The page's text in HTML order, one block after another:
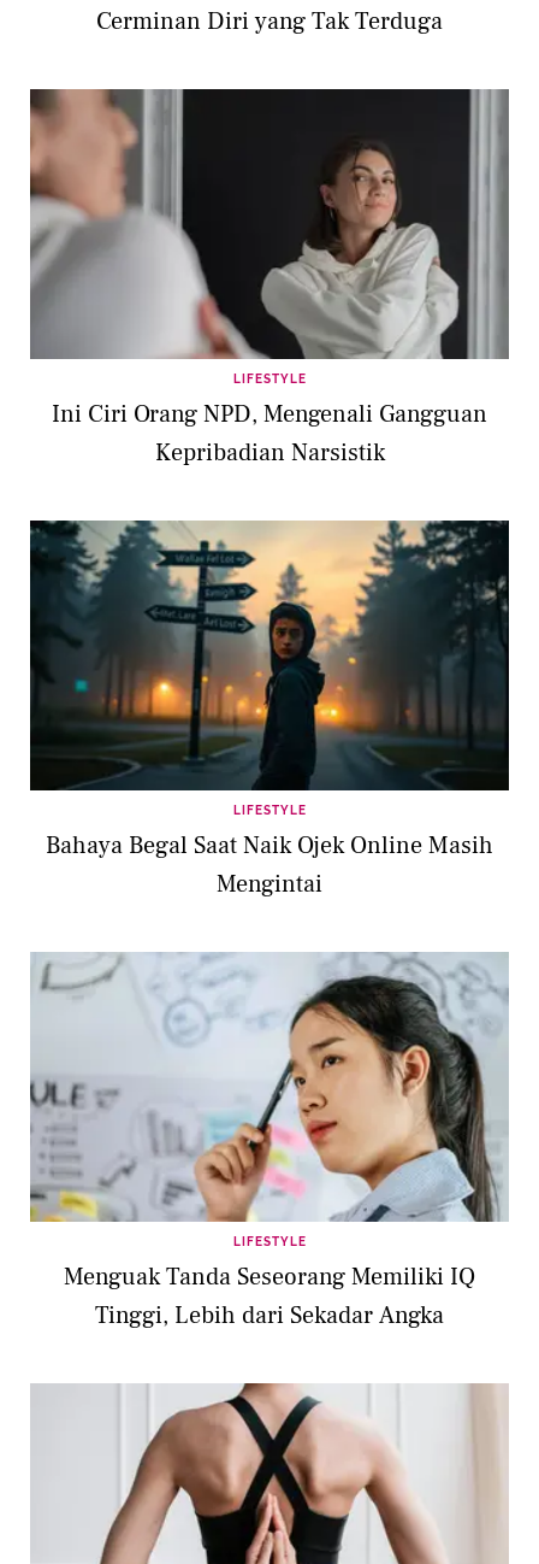
Cerminan Diri yang Tak Terduga
LIFESTYLE
Ini Ciri Orang NPD, Mengenali Gangguan
Kepribadian Narsistik
LIFESTYLE
Bahaya Begal Saat Naik Ojek Online Masih
Mengintai
LIFESTYLE
Menguak Tanda Seseorang Memiliki IQ
Tinggi, Lebih dari Sekadar Angka